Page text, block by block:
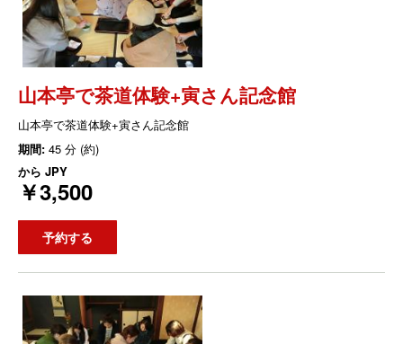
山本亭で茶道体験+寅さん記念館
山本亭で茶道体験+寅さん記念館
期間: 45 分 (約)
から JPY
￥3,500
予約する